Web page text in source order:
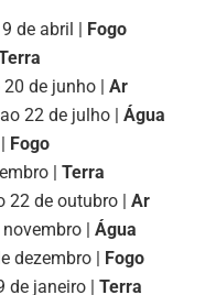
de abril |
Fogo
de junho | Ar
22 de julho | Água
Fogo
| Terra
22 de outubro | Ar
| Água
dezembro |
Fogo
de janeiro | Terra